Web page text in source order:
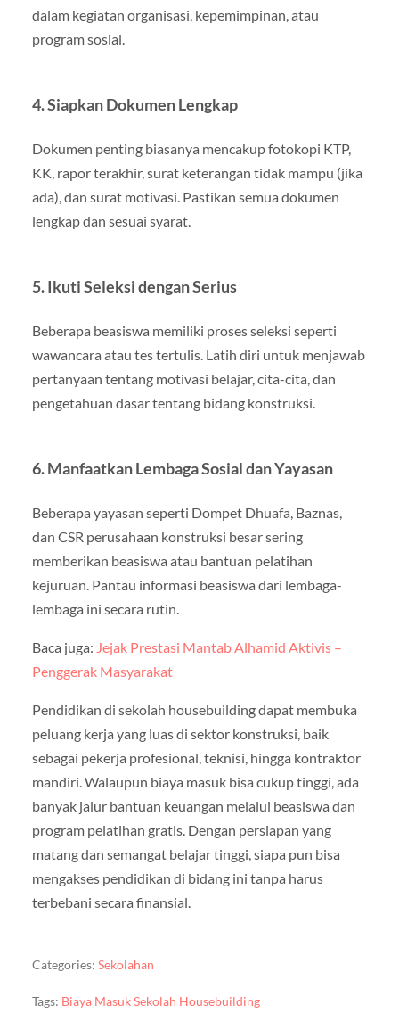
dalam kegiatan organisasi, kepemimpinan, atau
program sosial.
4.Siapkan Dokumen Lengkap
Dokumen penting biasanya mencakup fotokopi KTP,
KK, rapor terakhir, surat keterangan tidak mampu (jika
ada), dan surat motivasi. Pastikan semua dokumen
lengkap dan sesuai syarat.
5.Ikuti Seleksi dengan Serius
Beberapa beasiswa memiliki proses seleksi seperti
wawancara atau tes tertulis. Latih diri untuk menjawab
pertanyaan tentang motivasi belajar, cita-cita, dan
pengetahuan dasar tentang bidang konstruksi.
6.Manfaatkan Lembaga Sosial dan Yayasan
Beberapa yayasan seperti Dompet Dhuafa, Baznas,
dan CSR perusahaan konstruksi besar sering
memberikan beasiswa atau bantuan pelatihan
kejuruan. Pantau informasi beasiswa dari lembaga-
lembaga ini secara rutin.
Baca juga: Jejak Prestasi Mantab Alhamid Aktivis –
Penggerak Masyarakat
Pendidikan di sekolah housebuilding dapat membuka
peluang kerja yang luas di sektor konstruksi, baik
sebagai pekerja profesional, teknisi, hingga kontraktor
mandiri. Walaupun biaya masuk bisa cukup tinggi, ada
banyak jalur bantuan keuangan melalui beasiswa dan
program pelatihan gratis. Dengan persiapan yang
matang dan semangat belajar tinggi, siapa pun bisa
mengakses pendidikan di bidang ini tanpa harus
terbebani secara finansial.
Categories: Sekolahan
Tags: Biaya Masuk Sekolah Housebuilding